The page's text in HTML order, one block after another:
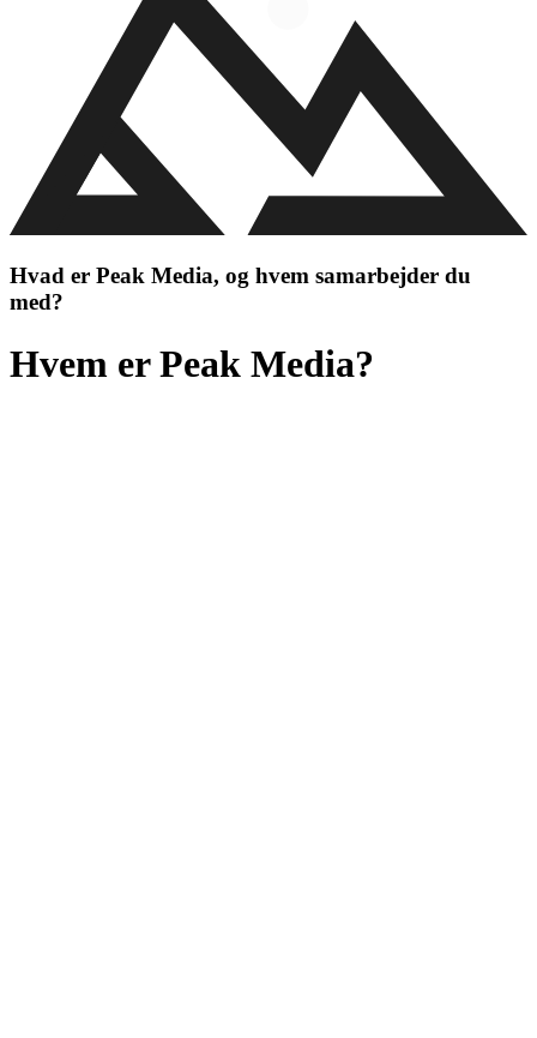
Hvad er Peak Media, og hvem samarbejder du
med?
Hvem er Peak Media?